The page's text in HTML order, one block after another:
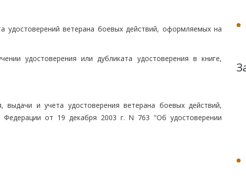
удостоверений ветерана боевых действий, оформляемых на
удостоверения или дубликата удостоверения в книге,
и учета удостоверения ветерана боевых действий,
Федерации от 19 декабря 2003 г. N 763 "Об удостоверении